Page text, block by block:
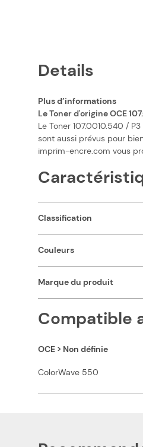
Details
Plus d’informations
Le Toner d'origine OCE
Le Toner 107.0010.540 /
sont aussi prévus pour
imprim-encre.com vous
Classification
Couleurs
Marque du produit
Compatible
OCE > Non définie
ColorWave 550